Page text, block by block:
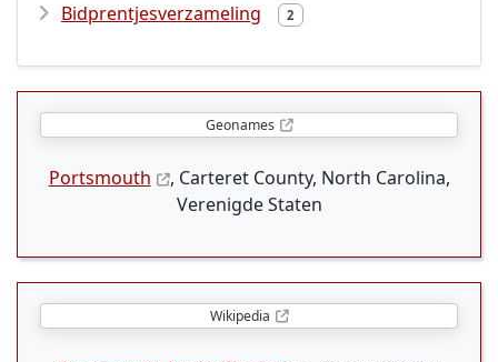
Bidprentjesverzameling 2
Geonames
Portsmouth
, Carteret County, North Carolina,
Verenigde Staten
Wikipedia